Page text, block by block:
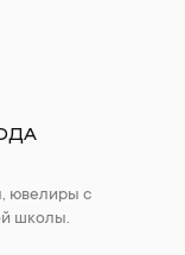
ювелиры с
школы.